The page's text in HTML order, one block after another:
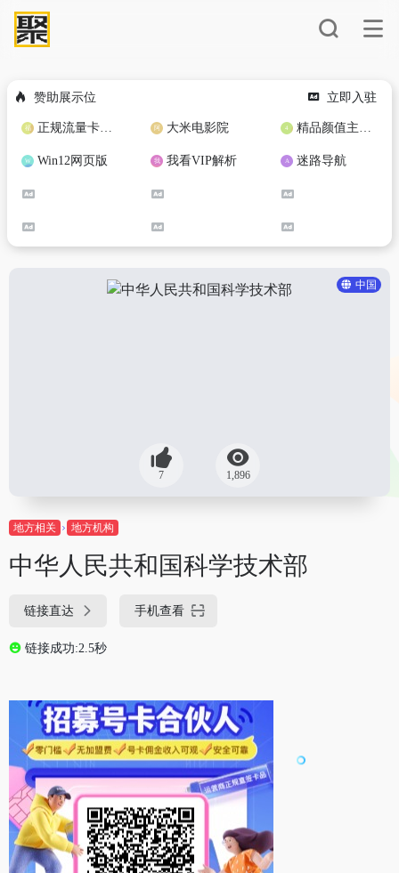
赞助展示位 立即入驻
正规流量卡免费加盟合作 大米电影院 精品颜值主播定制
Win12网页版 我看VIP解析 迷路导航
中国
7 1,896
地方相关 地方机构
中华人民共和国科学技术部
链接直达 手机查看
链接成功:2.5秒